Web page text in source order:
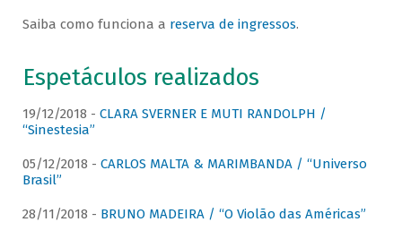
Saiba como funciona a reserva de ingressos.
Espetáculos realizados
19/12/2018 - CLARA SVERNER E MUTI RANDOLPH /
“Sinestesia”
05/12/2018 - CARLOS MALTA & MARIMBANDA / “Universo
Brasil”
28/11/2018 - BRUNO MADEIRA / “O Violão das Américas”